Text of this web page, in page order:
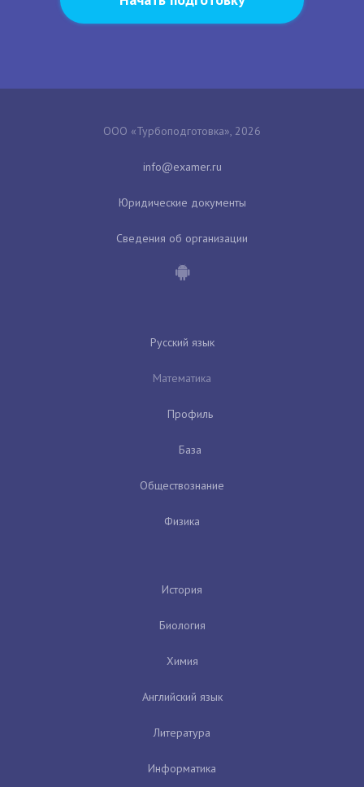
ООО «Турбоподготовка», 2026
Юридические документы
Сведения об организации
Русский язык
Математика
Профиль
База
Обществознание
Физика
История
Биология
Химия
Английский язык
Литература
Информатика